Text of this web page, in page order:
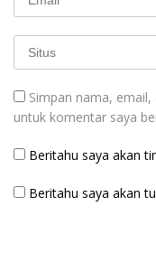
Simpan nama,
untuk komentar saya
Beritahu saya akan
Beritahu saya akan